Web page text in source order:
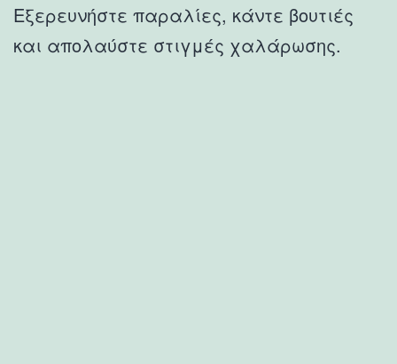
Εξερευνήστε παραλίες, κάντε βουτιές
και απολαύστε στιγμές χαλάρωσης.